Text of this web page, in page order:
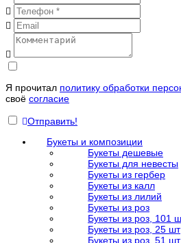
Я прочитал политику обработки
своё согласие
Отправить!
Букеты и композиции
Букеты дешевые
Букеты для невесты
Букеты из гербер
Букеты из калл
Букеты из лилий
Букеты из роз
Букеты из роз, 101
Букеты из роз, 25 шт
Букеты из роз, 51 шт